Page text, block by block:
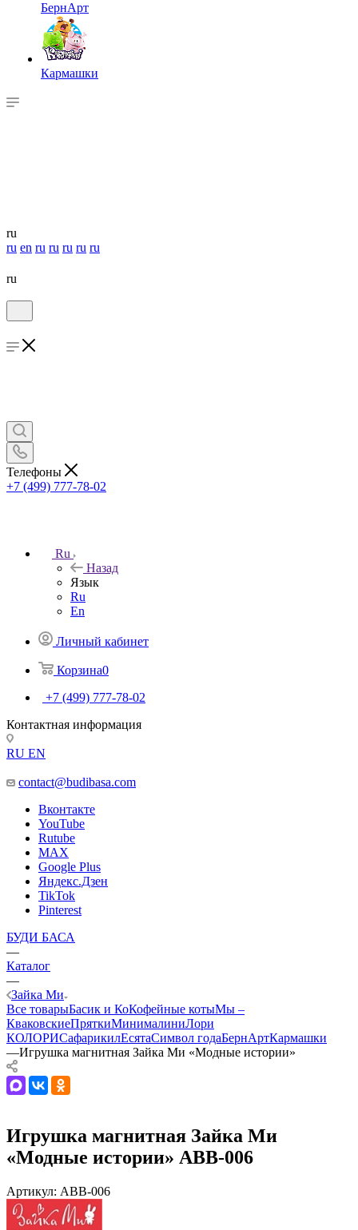
БернАрт
Кармашки
ru
ru en ru ru ru ru ru
ru
Телефоны
+7 (499) 777-78-02
Ru
Назад
Язык
Ru
En
Личный кабинет
Корзина0
+7 (499) 777-78-02
Контактная информация
RU EN
contact@budibasa.com
Вконтакте
YouTube
Rutube
MAX
Google Plus
Яндекс.Дзен
TikTok
Pinterest
БУДИ БАСА
—
Каталог
—
Зайка Ми
Все товарыБасик и КоКофейные котыМы –
КваковскиеПряткиМинималиниЛори
КОЛОРИСафарикилЕсятаСимвол годаБернАртКармашки
—Игрушка магнитная Зайка Ми «Модные истории»
Игрушка магнитная Зайка Ми
«Модные истории» ABB-006
Артикул: ABB-006